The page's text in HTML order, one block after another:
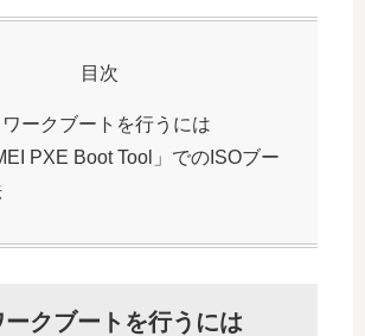
目次
ークブートを行うには
PXE Boot Tool」でのISOブー
ークブートを行うには